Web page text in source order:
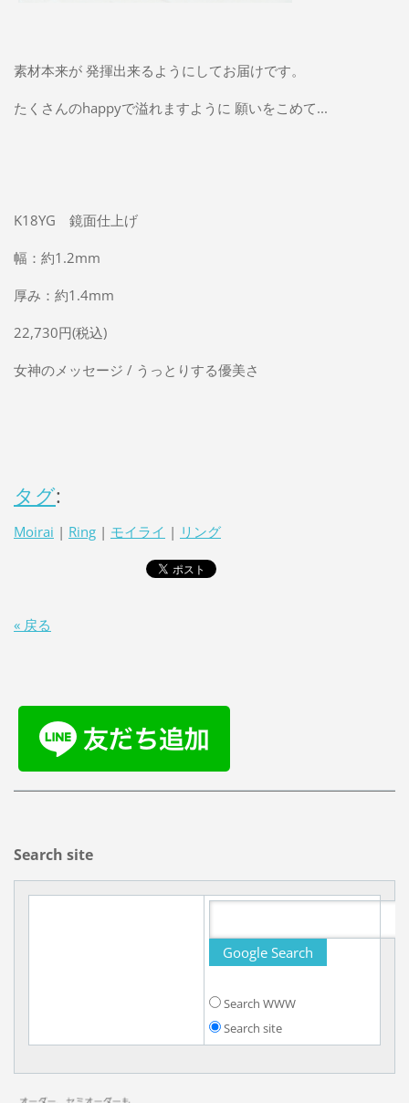
素材本来が 発揮出来るようにしてお届けです。
たくさんのhappyで溢れますように 願いをこめて...
K18YG 鏡面仕上げ
幅：約1.2mm
厚み：約1.4mm
22,730円(税込)
女神のメッセージ / うっとりする優美さ
タグ:
Moirai | Ring | モイライ | リング
« 戻る
Search site
Search WWW
Search site